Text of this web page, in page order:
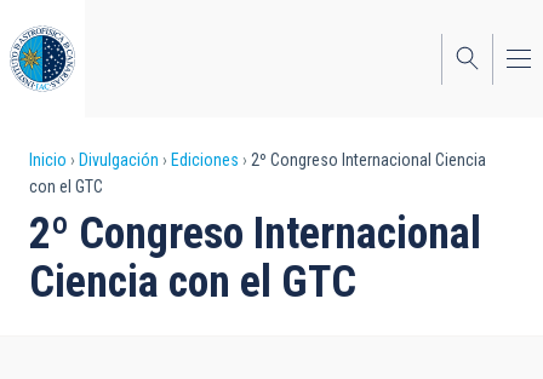
al
contenido
principal
Sobrescribir
enlaces
de
ayuda
Inicio Divulgación Ediciones
2º Congreso Internacional Ciencia
con el GTC
2º Congreso Internacional
Ciencia con el GTC